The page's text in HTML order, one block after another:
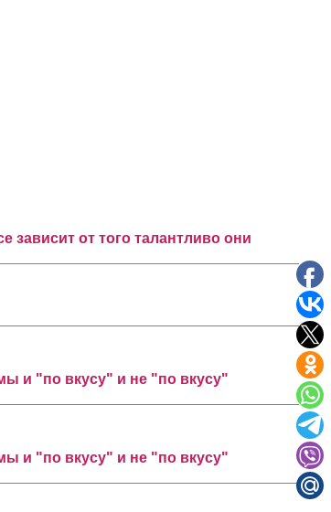
зависит от того талантливо они
и "по вкусу" и не "по вкусу"
и "по вкусу" и не "по вкусу"